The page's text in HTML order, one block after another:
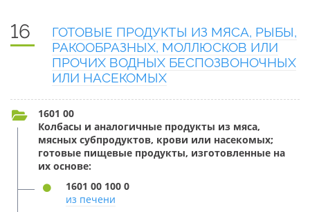
16
ГОТОВЫЕ ПРОДУКТЫ ИЗ МЯСА, РЫБЫ,
РАКООБРАЗНЫХ, МОЛЛЮСКОВ ИЛИ
ПРОЧИХ ВОДНЫХ БЕСПОЗВОНОЧНЫХ
ИЛИ НАСЕКОМЫХ
1601 00
Колбасы и аналогичные продукты из мяса,
мясных субпродуктов, крови или насекомых;
готовые пищевые продукты, изготовленные на
их основе:
1601 00 100 0
из печени